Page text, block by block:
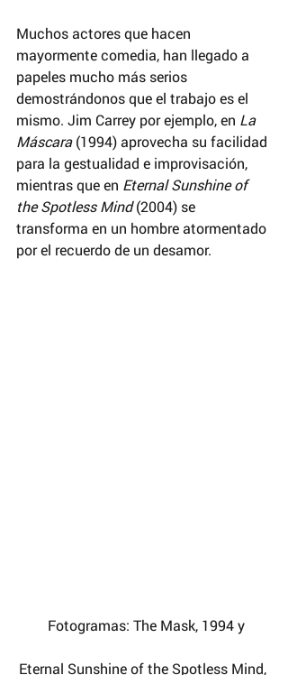
Muchos actores que hacen
mayormente comedia, han llegado a
papeles mucho más serios
demostrándonos que el trabajo es el
mismo. Jim Carrey por ejemplo, en La
Máscara (1994) aprovecha su facilidad
para la gestualidad e improvisación,
mientras que en Eternal Sunshine of
the Spotless Mind (2004) se
transforma en un hombre atormentado
por el recuerdo de un desamor.
Fotogramas: The Mask, 1994 y
Eternal Sunshine of the Spotless Mind,